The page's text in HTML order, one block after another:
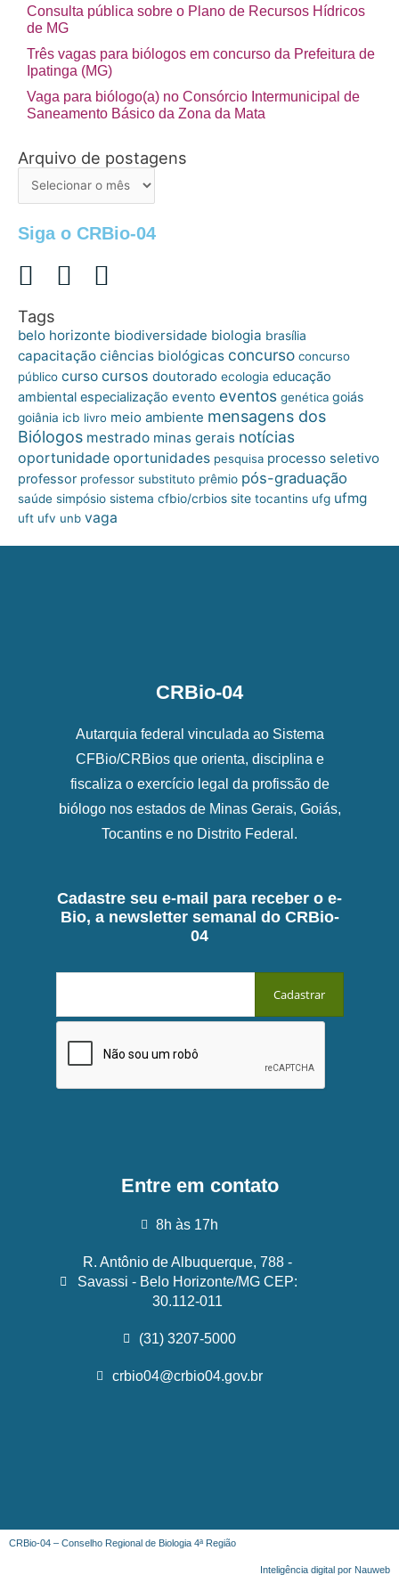
Consulta pública sobre o Plano de Recursos Hídricos
de MG
Três vagas para biólogos em concurso da Prefeitura de
Ipatinga (MG)
Vaga para biólogo(a) no Consórcio Intermunicipal de
Saneamento Básico da Zona da Mata
Arquivo de postagens
Arquivo
Siga o CRBio-04
Tags
belo horizonte biodiversidade biologia brasília
capacitação ciências biológicas concurso concurso
público curso cursos doutorado ecologia educação
ambiental especialização evento eventos genética goiás
goiânia icb livro meio ambiente mensagens dos
Biólogos mestrado minas gerais notícias
oportunidade oportunidades pesquisa processo seletivo
professor professor substituto prêmio pós-graduação
saúde simpósio sistema cfbio/crbios site tocantins ufg ufmg
uft ufv unb vaga
CRBio-04
Autarquia federal vinculada ao Sistema
CFBio/CRBios que orienta, disciplina e
fiscaliza o exercício legal da profissão de
biólogo nos estados de Minas Gerais, Goiás,
Tocantins e no Distrito Federal.
Cadastre seu e-mail para receber o e-
Bio, a newsletter semanal do CRBio-
04
Entre em contato
8h às 17h
R. Antônio de Albuquerque, 788 -
Savassi - Belo Horizonte/MG CEP:
30.112-011
(31) 3207-5000
crbio04@crbio04.gov.br
CRBio-04 – Conselho Regional de Biologia 4ª Região
Inteligência digital por Nauweb